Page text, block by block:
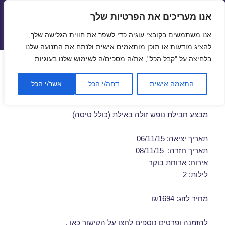
אנו מעריכים את הפרטיות שלך
אנו משתמשים בקובצי עוגיה כדי לשפר את חווית הגלישה שלך,
להציג מודעות או תוכן מותאמים אישית ולנתח את התנועה שלנו.
בלחיצה על "קבל הכל", את/ה מסכים/ה לשימוש שלנו בעוגיות.
התאמה אישית דחה/י הכל אשר/י הכל
תפריטים
ווידג'טים
חבילת נופש לאילת בנובמבר
06/11/2015
מבצע חבילת נופש זולה באילת (כולל טיסה)
תאריך יציאה: 06/11/15
תאריך חזרה: 08/11/15
אירוח: ארוחת בוקר
לילות: 2
מחיר לזוג: ₪1694
להזמנה ופרטים נוספים לחצו על הקישור כאן .